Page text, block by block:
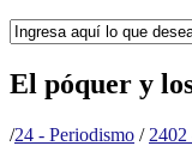
El póquer y
/24 - Periodismo /